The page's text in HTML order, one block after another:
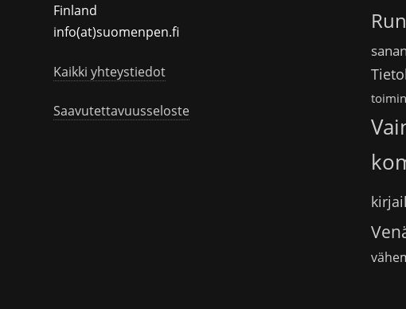
Finland
info(at)suomenpen.fi
Kaikki yhteystiedot
Saavutettavuusseloste